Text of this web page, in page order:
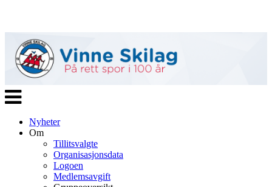
Veksle
navigasjon
Nyheter
Om
Tillitsvalgte
Organisasjonsdata
Logoen
Medlemsavgift